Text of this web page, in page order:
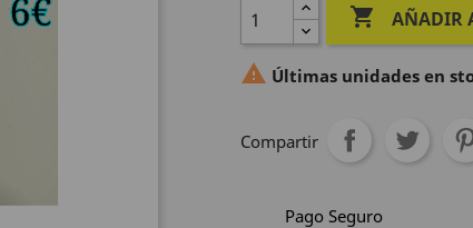
 AÑADIR
 Últimas unidades en
Compartir
Pago Seguro